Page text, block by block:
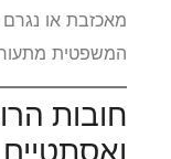
מאכזבת או
המשפטית
חובות
ואסתטיים